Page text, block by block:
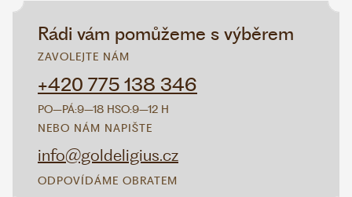
Rádi vám pomůžeme s výběrem
ZAVOLEJTE NÁM
+420 775 138 346
PO–PÁ:9–18 HSO:9–12 H
NEBO NÁM NAPIŠTE
info@goldeligius.cz
ODPOVÍDÁME OBRATEM